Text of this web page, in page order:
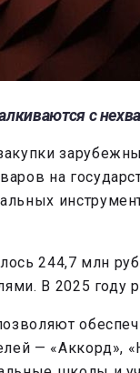
с
на
244,7 млн
В 2025
— «Аккорд»,